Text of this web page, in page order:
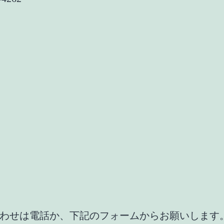
せは電話か、下記のフォームからお願いします